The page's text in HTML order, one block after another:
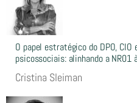
O papel estratégico do DPO,
psicossociais: alinhando a NR01
Cristina Sleiman